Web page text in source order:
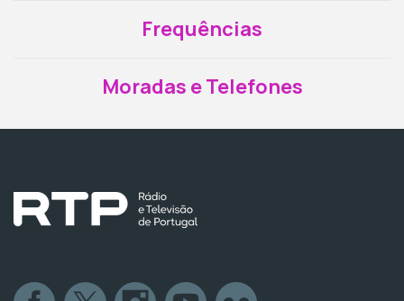
Frequências
Moradas e Telefones